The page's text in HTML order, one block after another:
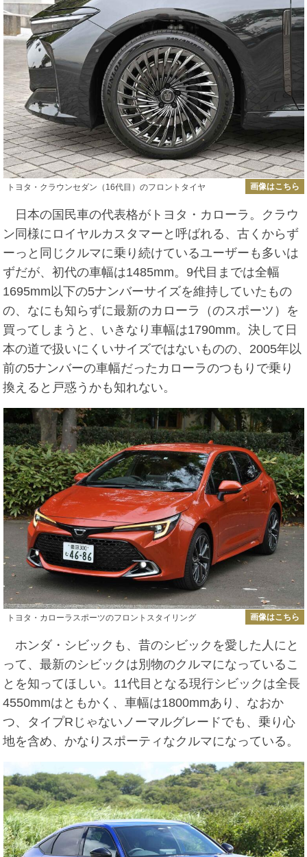
トヨタ・クラウンセダン（16代目）のフロントタイヤ 画像はこちら
日本の国民車の代表格がトヨタ・カローラ。クラウ
ン同様にロイヤルカスタマーと呼ばれる、古くからず
ーっと同じクルマに乗り続けているユーザーも多いは
ずだが、初代の車幅は1485mm。9代目までは全幅
1695mm以下の5ナンバーサイズを維持していたもの
の、なにも知らずに最新のカローラ（のスポーツ）を
買ってしまうと、いきなり車幅は1790mm。決して日
本の道で扱いにくいサイズではないものの、2005年以
前の5ナンバーの車幅だったカローラのつもりで乗り
換えると戸惑うかも知れない。
トヨタ・カローラスポーツのフロントスタイリング 画像はこちら
ホンダ・シビックも、昔のシビックを愛した人にと
って、最新のシビックは別物のクルマになっているこ
とを知ってほしい。11代目となる現行シビックは全長
4550mmはともかく、車幅は1800mmあり、なおか
つ、タイプRじゃないノーマルグレードでも、乗り心
地を含め、かなりスポーティなクルマになっている。